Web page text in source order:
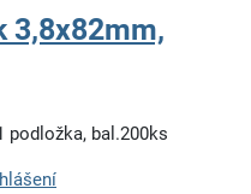
3,8x82mm,
podložka, bal.200ks